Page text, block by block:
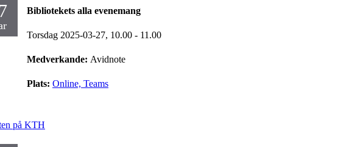
Bibliotekets alla evenemang
Torsdag 2025-03-27, 10.00 - 11.00
Medverkande: Avidnote
Plats: Online, Teams
på KTH